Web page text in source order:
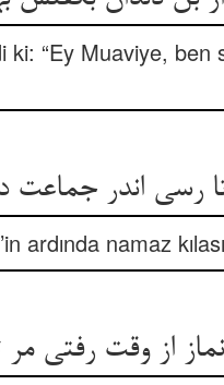
ki: “Ey Muaviye, ben
رسی اندر جماعت
ardında namaz
از وقت رفتی